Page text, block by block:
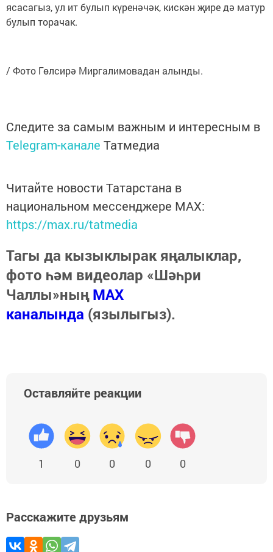
ясасагыз, ул ит булып күренәчәк, кискән җире дә матур
булып торачак.
/ Фото Гөлсирә Миргалимовадан алынды.
Следите за самым важным и интересным в
Telegram-канале Татмедиа
Читайте новости Татарстана в
национальном мессенджере MАХ:
https://max.ru/tatmedia
Тагы да кызыклырак яңалыклар,
фото һәм видеолар «Шәһри
Чаллы»ныңMAX
каналында (язылыгыз).
Оставляйте реакции
1 0 0 0 0
Расскажите друзьям